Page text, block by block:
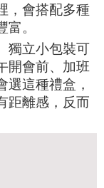
，會搭配多種
。
獨立小包裝可
開會前、加班
選這種禮盒，
距離感，反而